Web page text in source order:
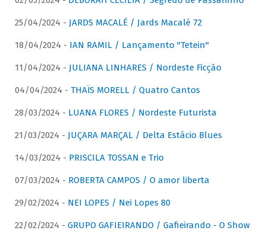
25/04/2024 - JARDS MACALÉ / Jards Macalé 72
18/04/2024 - IAN RAMIL / Lançamento "Tetein"
11/04/2024 - JULIANA LINHARES / Nordeste Ficção
04/04/2024 - THAÏS MORELL / Quatro Cantos
28/03/2024 - LUANA FLORES / Nordeste Futurista
21/03/2024 - JUÇARA MARÇAL / Delta Estácio Blues
14/03/2024 - PRISCILA TOSSAN e Trio
07/03/2024 - ROBERTA CAMPOS / O amor liberta
29/02/2024 - NEI LOPES / Nei Lopes 80
22/02/2024 - GRUPO GAFIEIRANDO / Gafieirando - O Show